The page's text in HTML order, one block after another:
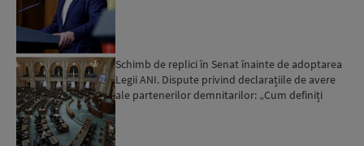
Schimb de replici în Senat înainte de adoptarea
Legii ANI. Dispute privind declarațiile de avere
ale partenerilor demnitarilor: „Cum definiți